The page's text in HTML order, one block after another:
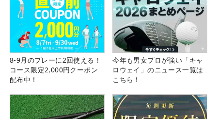
8-9月のプレーに2回使える！
コース限定2,000円クーポン
配布中！
今年も男女プロが強い「キャ
ロウェイ」のニュース一覧は
こちら！